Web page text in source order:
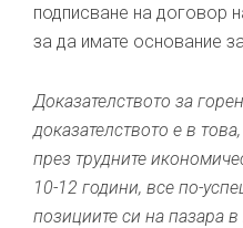
подписване на договор
за да имате основание
Доказателството за
доказателството е в
през трудните
10-12 години, все по-
позициите си на пазара в